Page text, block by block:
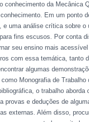
da Mecânica
Em um ponto
uma análise crítica sobre
fins escusos. Por conta
seu ensino mais
com essa temática, tanto
algumas
Monografia de
o trabalho
provas e deduções de
externas. Além disso,